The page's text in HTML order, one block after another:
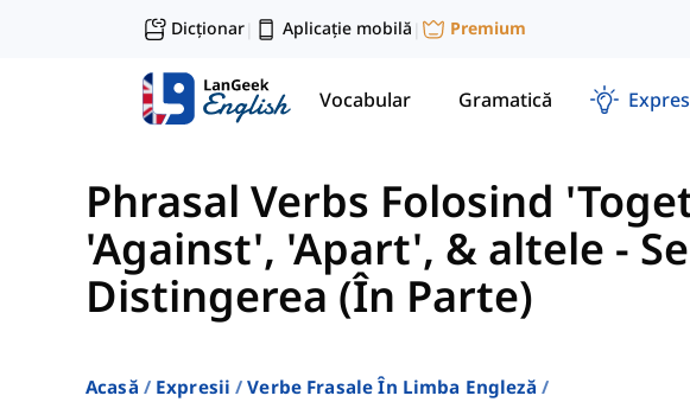
Dicționar| Aplicație mobilă | Premium
Vocabular Gramatică
Phrasal Verbs Folosind
'Against', 'Apart', & altele -
Distingerea (În Parte)
Acasă Expresii
Verbe Frasale În Limba Engleză